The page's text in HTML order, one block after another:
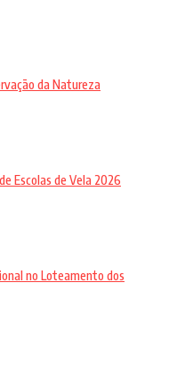
da Natureza
Escolas de Vela 2026
no Loteamento dos